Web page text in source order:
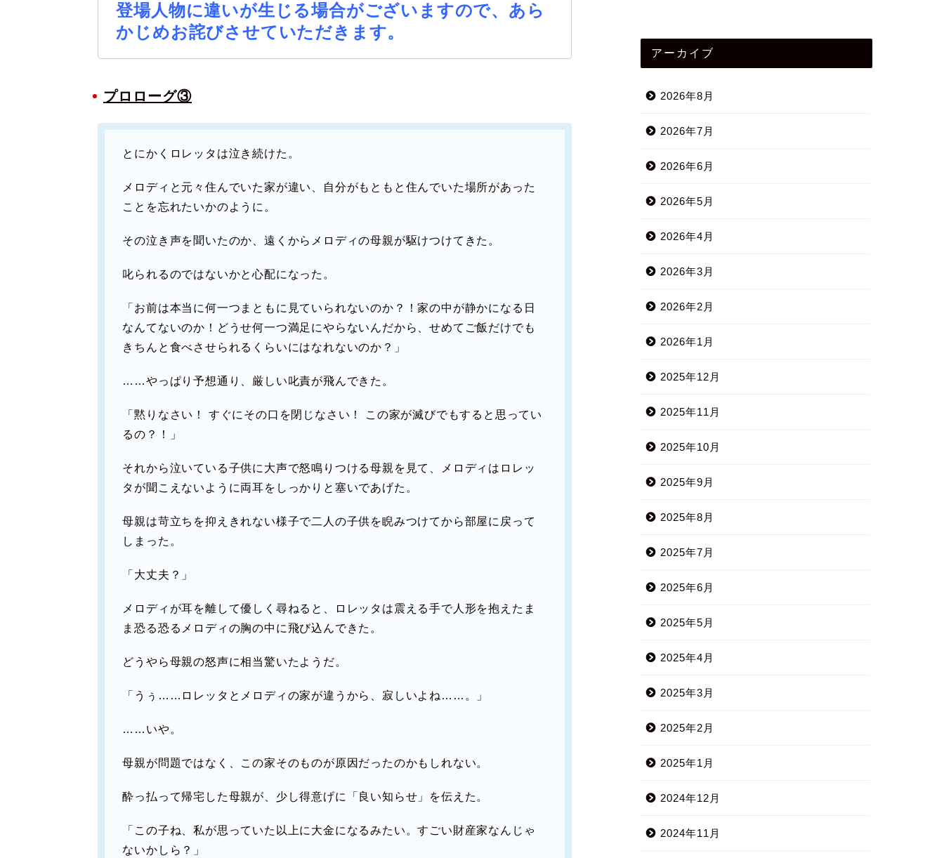
登場人物に違いが生じる場合がございますので、あら
かじめお詫びさせていただきます。
プロローグ③
とにかくロレッタは泣き続けた。
メロディと元々住んでいた家が違い、自分がもともと住んでいた場所があった
ことを忘れたいかのように。
その泣き声を聞いたのか、遠くからメロディの母親が駆けつけてきた。
叱られるのではないかと心配になった。
「お前は本当に何一つまともに見ていられないのか？！家の中が静かになる日
なんてないのか！どうせ何一つ満足にやらないんだから、せめてご飯だけでも
きちんと食べさせられるくらいにはなれないのか？」
……やっぱり予想通り、厳しい叱責が飛んできた。
「黙りなさい！ すぐにその口を閉じなさい！ この家が滅びでもすると思ってい
るの？！」
それから泣いている子供に大声で怒鳴りつける母親を見て、メロディはロレッ
タが聞こえないように両耳をしっかりと塞いであげた。
母親は苛立ちを抑えきれない様子で二人の子供を睨みつけてから部屋に戻って
しまった。
「大丈夫？」
メロディが耳を離して優しく尋ねると、ロレッタは震える手で人形を抱えたま
ま恐る恐るメロディの胸の中に飛び込んできた。
どうやら母親の怒声に相当驚いたようだ。
「うぅ……ロレッタとメロディの家が違うから、寂しいよね……。」
……いや。
母親が問題ではなく、この家そのものが原因だったのかもしれない。
酔っ払って帰宅した母親が、少し得意げに「良い知らせ」を伝えた。
「この子ね、私が思っていた以上に大金になるみたい。すごい財産家なんじゃ
ないかしら？」
アーカイブ
2026年8月
2026年7月
2026年6月
2026年5月
2026年4月
2026年3月
2026年2月
2026年1月
2025年12月
2025年11月
2025年10月
2025年9月
2025年8月
2025年7月
2025年6月
2025年5月
2025年4月
2025年3月
2025年2月
2025年1月
2024年12月
2024年11月